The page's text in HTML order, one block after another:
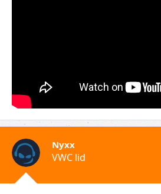
Nyxx
VWC lid